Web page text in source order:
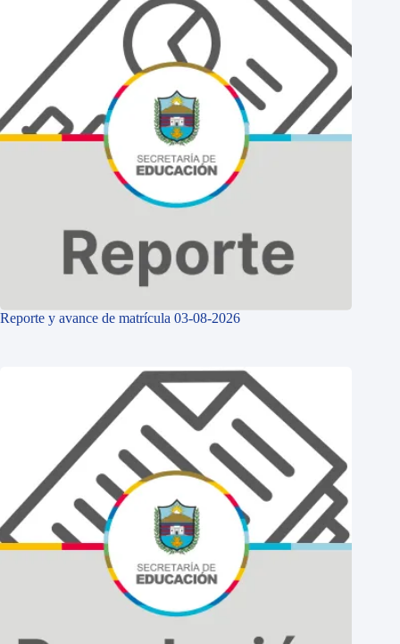
Reporte y avance de matrícula 03-08-2026